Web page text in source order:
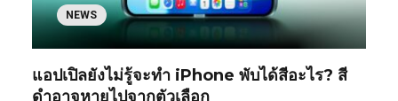
NEWS
แอปเปิลยังไม่รู้จะทำ iPhone พับได้สีอะไร? สี
ดำอาจหายไปจากตัวเลือก